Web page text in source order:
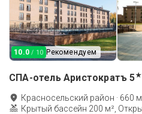
10.0 / 10 Рекомендуем
СПА-отель Аристократъ 5★
Красносельский район · 660
Крытый бассейн 200 м²,